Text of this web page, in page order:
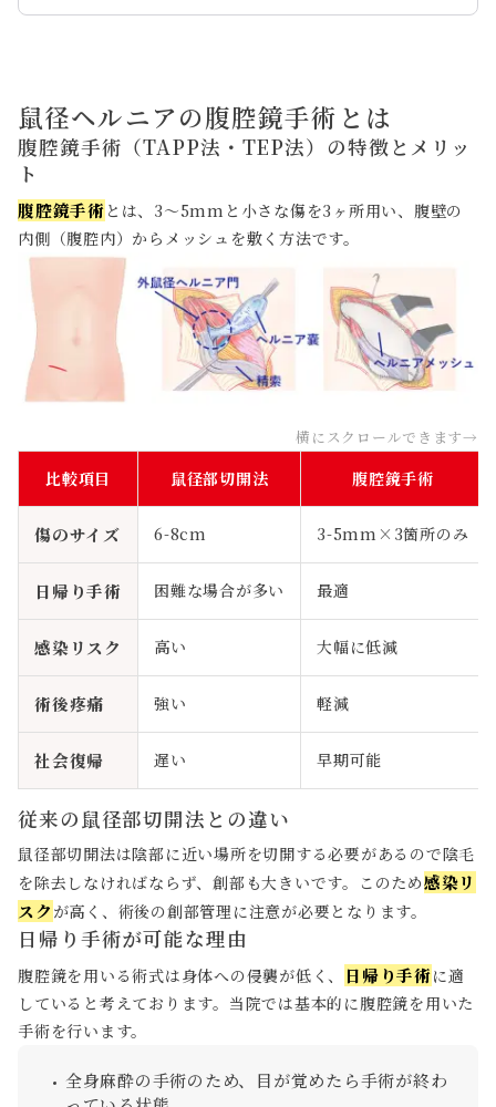
鼠径ヘルニアの腹腔鏡手術とは
腹腔鏡手術（TAPP法・TEP法）の特徴とメリッ
ト
腹腔鏡手術 とは、3～5mmと小さな傷を3ヶ所用い、腹壁の
内側（腹腔内）からメッシュを敷く方法です。
比較項目 鼠径部切開法 腹腔鏡手術
傷のサイズ 6-8cm 3-5mm×3箇所のみ
日帰り手術 困難な場合が多い 最適
感染リスク 高い 大幅に低減
術後疼痛 強い 軽減
社会復帰 遅い 早期可能
従来の鼠径部切開法との違い
鼠径部切開法は陰部に近い場所を切開する必要があるので陰毛
を除去しなければならず、創部も大きいです。このため感染リ
スク が高く、術後の創部管理に注意が必要となります。
日帰り手術が可能な理由
腹腔鏡を用いる術式は身体への侵襲が低く、 日帰り手術に適
していると考えております。当院では基本的に腹腔鏡を用いた
手術を行います。
全身麻酔の手術のため、目が覚めたら手術が終わ